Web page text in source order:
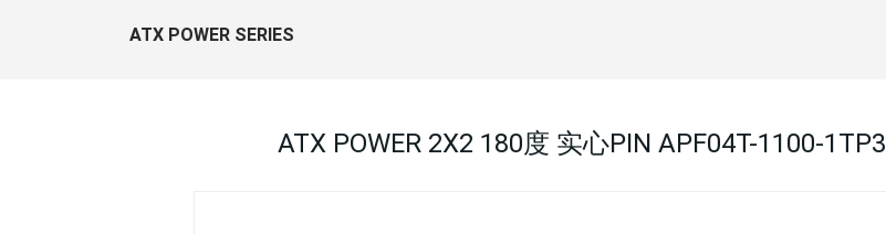
ATX POWER SERIES
ATX POWER 2X2 180度 实心PIN APF04T-1100-1TP3